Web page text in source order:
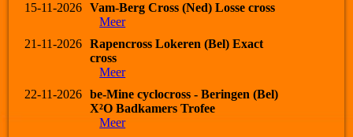
15-11-2026
Vam-Berg Cross (Ned) Losse cross
Meer
21-11-2026
Rapencross Lokeren (Bel) Exact
cross
Meer
22-11-2026
be-Mine cyclocross - Beringen (Bel)
X²O Badkamers Trofee
Meer